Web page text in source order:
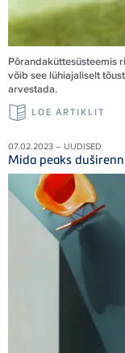
Põrandaküttesüsteemis
võib see lühiajaliselt
arvestada.
LOE ARTIKLIT
07.02.2023 – UUDISED
Mida peaks